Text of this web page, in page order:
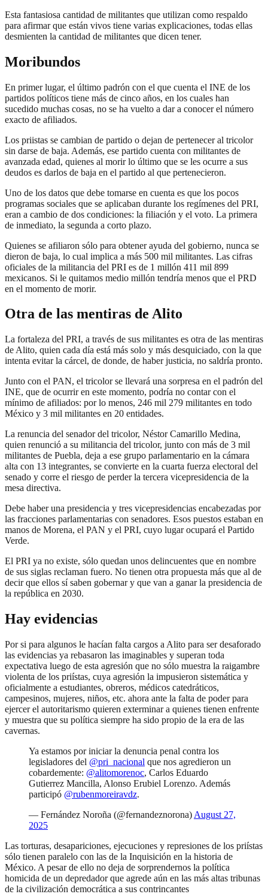
Esta fantasiosa cantidad de militantes que utilizan como respaldo
para afirmar que están vivos tiene varias explicaciones, todas ellas
desmienten la cantidad de militantes que dicen tener.
Moribundos
En primer lugar, el último padrón con el que cuenta el INE de los
partidos políticos tiene más de cinco años, en los cuales han
sucedido muchas cosas, no se ha vuelto a dar a conocer el número
exacto de afiliados.
Los priistas se cambian de partido o dejan de pertenecer al tricolor
sin darse de baja. Además, ese partido cuenta con militantes de
avanzada edad, quienes al morir lo último que se les ocurre a sus
deudos es darlos de baja en el partido al que pertenecieron.
Uno de los datos que debe tomarse en cuenta es que los pocos
programas sociales que se aplicaban durante los regímenes del PRI,
eran a cambio de dos condiciones: la filiación y el voto. La primera
de inmediato, la segunda a corto plazo.
Quienes se afiliaron sólo para obtener ayuda del gobierno, nunca se
dieron de baja, lo cual implica a más 500 mil militantes. Las cifras
oficiales de la militancia del PRI es de 1 millón 411 mil 899
mexicanos. Si le quitamos medio millón tendría menos que el PRD
en el momento de morir.
Otra de las mentiras de Alito
La fortaleza del PRI, a través de sus militantes es otra de las mentiras
de Alito, quien cada día está más solo y más desquiciado, con la que
intenta evitar la cárcel, de donde, de haber justicia, no saldría pronto.
Junto con el PAN, el tricolor se llevará una sorpresa en el padrón del
INE, que de ocurrir en este momento, podría no contar con el
mínimo de afiliados: por lo menos, 246 mil 279 militantes en todo
México y 3 mil militantes en 20 entidades.
La renuncia del senador del tricolor, Néstor Camarillo Medina,
quien renunció a su militancia del tricolor, junto con más de 3 mil
militantes de Puebla, deja a ese grupo parlamentario en la cámara
alta con 13 integrantes, se convierte en la cuarta fuerza electoral del
senado y corre el riesgo de perder la tercera vicepresidencia de la
mesa directiva.
Debe haber una presidencia y tres vicepresidencias encabezadas por
las fracciones parlamentarias con senadores. Esos puestos estaban en
manos de Morena, el PAN y el PRI, cuyo lugar ocupará el Partido
Verde.
El PRI ya no existe, sólo quedan unos delincuentes que en nombre
de sus siglas reclaman fuero. No tienen otra propuesta más que al de
decir que ellos sí saben gobernar y que van a ganar la presidencia de
la república en 2030.
Hay evidencias
Por si para algunos le hacían falta cargos a Alito para ser desaforado
las evidencias ya rebasaron las imaginables y superan toda
expectativa luego de esta agresión que no sólo muestra la raigambre
violenta de los priístas, cuya agresión la impusieron sistemática y
oficialmente a estudiantes, obreros, médicos catedráticos,
campesinos, mujeres, niños, etc. ahora ante la falta de poder para
ejercer el autoritarismo quieren exterminar a quienes tienen enfrente
y muestra que su política siempre ha sido propio de la era de las
cavernas.
Ya estamos por iniciar la denuncia penal contra los
legisladores del @pri_nacional que nos agredieron un
cobardemente: @alitomorenoc, Carlos Eduardo
Gutierrez Mancilla, Alonso Erubiel Lorenzo. Además
participó @rubenmoreiravdz.
— Fernández Noroña (@fernandeznorona) August 27,
2025
Las torturas, desapariciones, ejecuciones y represiones de los priístas
sólo tienen paralelo con las de la Inquisición en la historia de
México. A pesar de ello no deja de sorprendernos la política
homicida de un depredador que agrede aún en las más altas tribunas
de la civilización democrática a sus contrincantes